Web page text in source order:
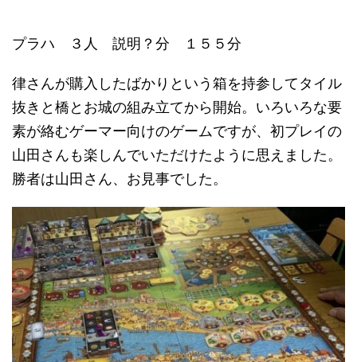
プラハ ３人 説明？分 １５５分
律さんが購入したばかりという箱を持参してタイル
抜きと橋とお城の組み立てから開始。いろいろな要
素が絡むゲーマー向けのゲームですが、初プレイの
山田さんも楽しんでいただけたように思えました。
勝者は山田さん、お見事でした。